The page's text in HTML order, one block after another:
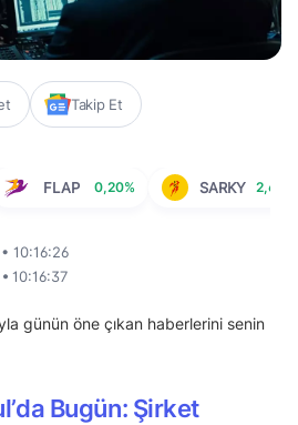
Takip Et
FLAP 0,20% SARKY 2,66%
• 10:16:26
10:16:37
günün öne çıkan haberlerini senin
Bugün: Şirket